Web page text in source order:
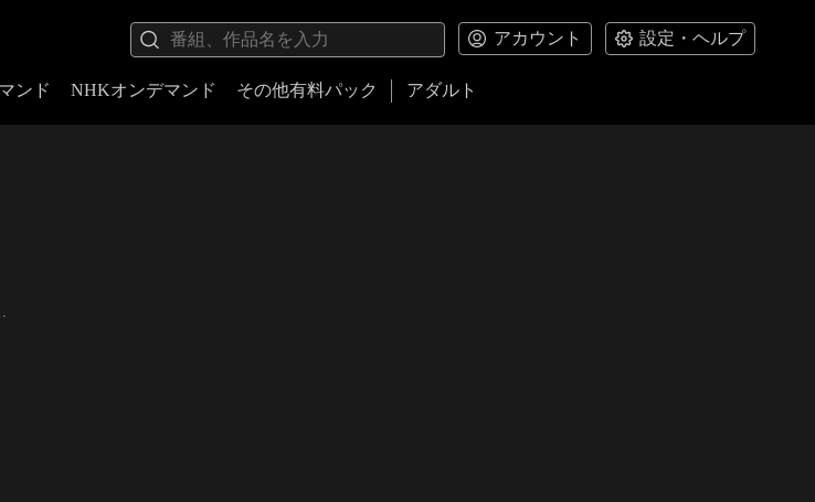
アカウント 設定・ヘルプ
ンド NHKオンデマンド その他有料パック アダルト